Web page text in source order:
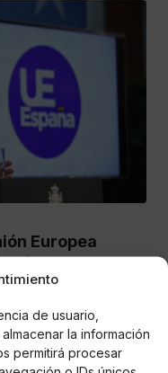
de usuario,
la información
permitirá procesar
Europea
logros
paso previo para